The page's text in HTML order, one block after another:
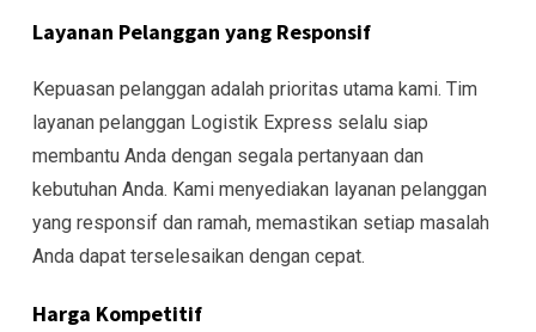
Layanan Pelanggan yang Responsif
Kepuasan pelanggan adalah prioritas utama kami. Tim
layanan pelanggan Logistik Express selalu siap
membantu Anda dengan segala pertanyaan dan
kebutuhan Anda. Kami menyediakan layanan pelanggan
yang responsif dan ramah, memastikan setiap masalah
Anda dapat terselesaikan dengan cepat.
Harga Kompetitif